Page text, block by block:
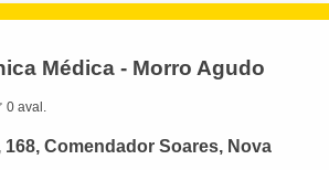
Médica - Morro Agudo
0 aval.
168, Comendador Soares, Nova